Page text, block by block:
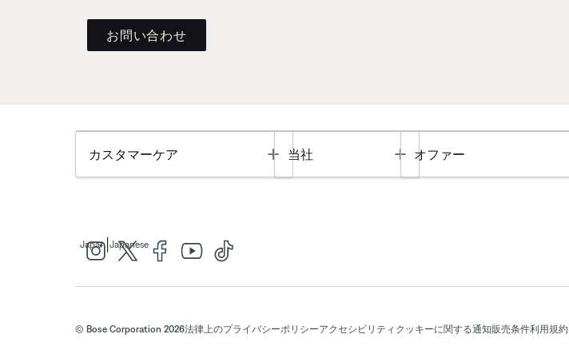
お問い合わせ
カスタマーケア Toggle
当社 Toggle
オファー
Japan Japanese
© Bose Corporation 2026法律上のプライバシーポリシーアクセシビリティ クッキーに関する通知販売条件利用規約